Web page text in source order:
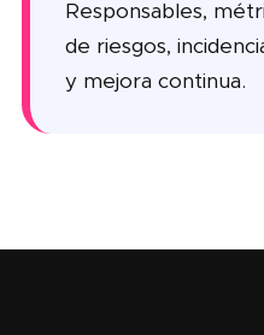
Responsables,
de riesgos,
y mejora continua.